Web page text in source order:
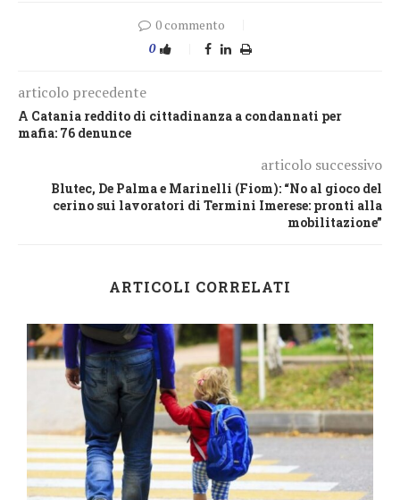
0 commento
0
articolo precedente
A Catania reddito di cittadinanza a condannati per
mafia: 76 denunce
articolo successivo
Blutec, De Palma e Marinelli (Fiom): “No al gioco del
cerino sui lavoratori di Termini Imerese: pronti alla
mobilitazione”
ARTICOLI CORRELATI